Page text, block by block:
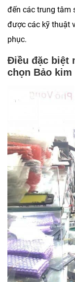
đến các trung tâm
được các kỹ thuật
phục.
Điều đặc biệt
chọn Bảo